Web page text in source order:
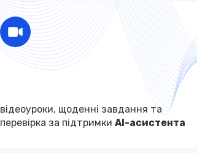
відеоуроки, щоденні завдання та
перевірка за підтримки АІ-асистента